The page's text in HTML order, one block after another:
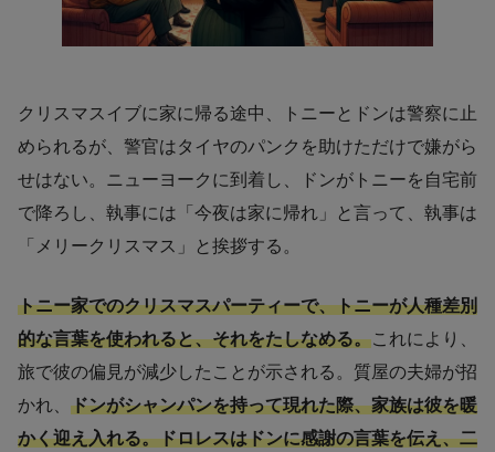
クリスマスイブに家に帰る途中、トニーとドンは警察に止
められるが、警官はタイヤのパンクを助けただけで嫌がら
せはない。ニューヨークに到着し、ドンがトニーを自宅前
で降ろし、執事には「今夜は家に帰れ」と言って、執事は
「メリークリスマス」と挨拶する。
トニー家でのクリスマスパーティーで、トニーが人種差別
的な言葉を使われると、それをたしなめる。これにより、
旅で彼の偏見が減少したことが示される。質屋の夫婦が招
かれ、 ドンがシャンパンを持って現れた際、家族は彼を暖
かく迎え入れる。ドロレスはドンに感謝の言葉を伝え、二